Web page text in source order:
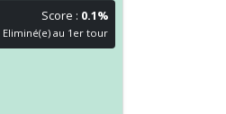
Score : 0.1%
Eliminé(e) au 1er tour